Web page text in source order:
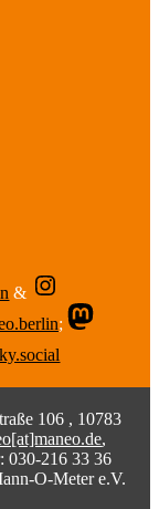
&
;
106 , 10783
,
030-216 33 36
O-Meter e.V.